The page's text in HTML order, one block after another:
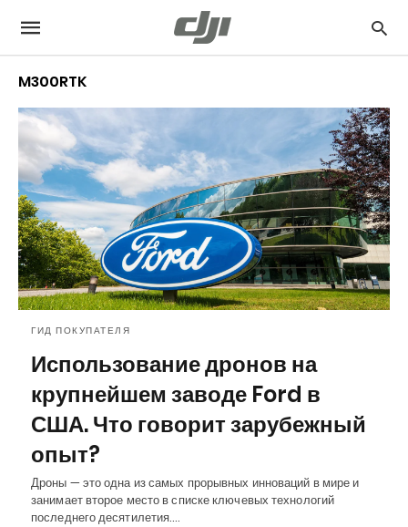
M300RTK
ГИД ПОКУПАТЕЛЯ
Использование дронов на
крупнейшем заводе Ford в
США. Что говорит зарубежный
опыт?
Дроны — это одна из самых прорывных инноваций в мире и
занимает второе место в списке ключевых технологий
последнего десятилетия.…